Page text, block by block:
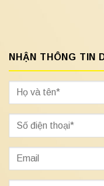
NHẬN THÔNG TIN